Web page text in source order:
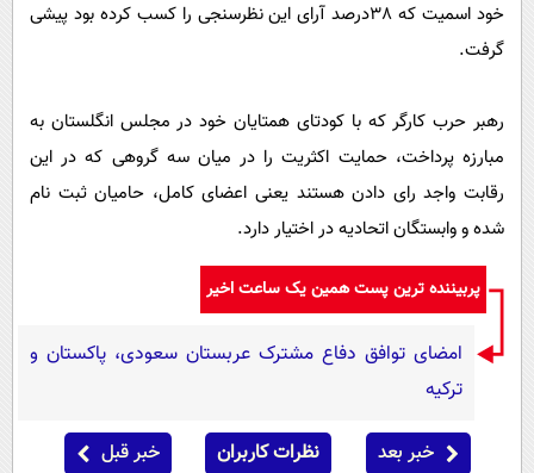
محیط زیست
بین الملل
اجتماعی
حیات وحش
سیاست خارجی
خود اسمیت که 38درصد آرای این نظرسنجی را کسب کرده بود پیشی
گرفت.
رهبر حرب کارگر که با کودتای همتایان خود در مجلس انگلستان به
مبارزه پرداخت، حمایت اکثریت را در میان سه گروهی که در این
رقابت واجد رای دادن هستند یعنی اعضای کامل، حامیان ثبت نام
شده و وابستگان اتحادیه در اختیار دارد.
پربیننده ترین پست همین یک ساعت اخیر
امضای توافق دفاع مشترک عربستان سعودی، پاکستان و
ترکیه
خبر بعد نظرات کاربران خبر قبل